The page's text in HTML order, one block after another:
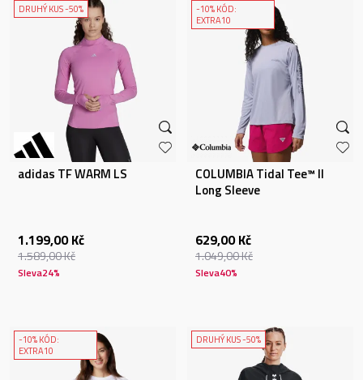
DRUHÝ KUS -50%
adidas TF WARM LS
1.199,00 Kč
1.589,00Kč
Sleva24%
-10% KÓD:
EXTRA10
COLUMBIA Tidal Tee™ II
Long Sleeve
629,00 Kč
1.049,00Kč
Sleva40%
-10% KÓD:
EXTRA10
DRUHÝ KUS -50%